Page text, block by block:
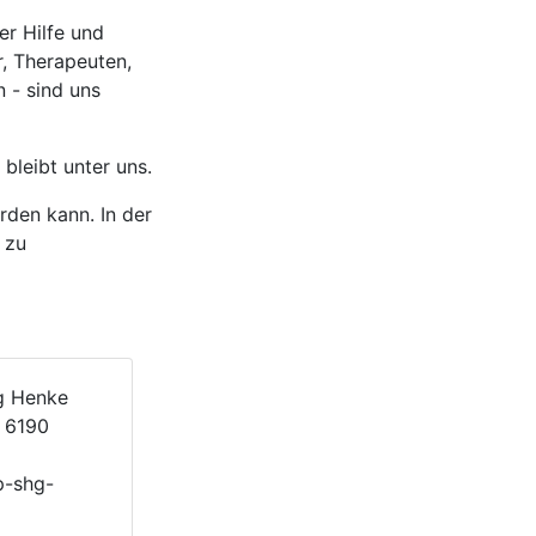
Hilfe und
Therapeuten,
- sind uns
unter uns.
kann. In der
Henke
shg-